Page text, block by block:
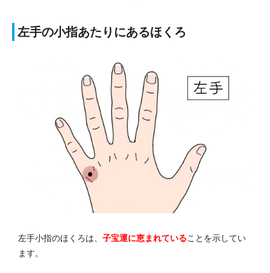
左手の小指あたりにあるほくろ
左手小指のほくろは、 子宝運に恵まれていることを示してい
ます。